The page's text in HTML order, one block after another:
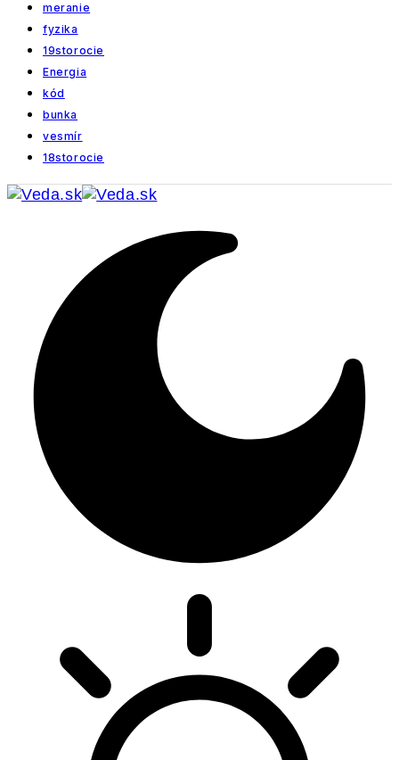
meranie
fyzika
19storocie
Energia
kód
bunka
vesmír
18storocie